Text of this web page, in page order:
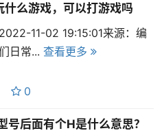
么游戏，可以打游戏吗
11-02 19:15:01来源：编
日常... 查看更多
0
后面有个H是什么意思？